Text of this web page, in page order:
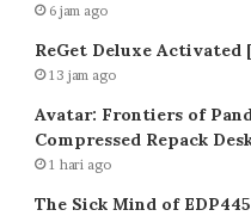
6 jam ago
ReGet Deluxe Activated
13 jam ago
Avatar: Frontiers of
Compressed Repack
1 hari ago
The Sick Mind of EDP445